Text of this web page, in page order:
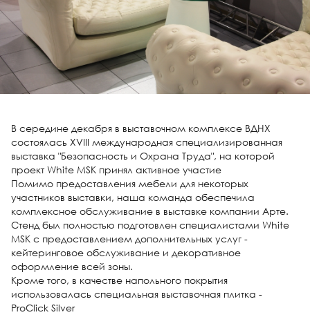
В середине декабря в выставочном комплексе ВДНХ
состоялась XVIII международная специализированная
выставка "Безопасность и Охрана Труда", на которой
проект White MSK принял активное участие
Помимо предоставления мебели для некоторых
участников выставки, наша команда обеспечила
комплексное обслуживание в выставке компании Арте.
Стенд был полностью подготовлен специалистами White
MSK с предоставлением дополнительных услуг -
кейтеринговое обслуживание и декоративное
оформление всей зоны.
Кроме того, в качестве напольного покрытия
использовалась специальная выставочная плитка -
ProClick Silver